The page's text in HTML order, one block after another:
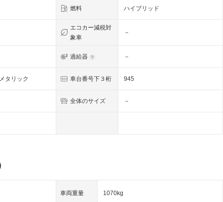
燃料 ハイブリッド
エコカー減税対
象車
－
過給器 －
タリック 車台番号下３桁 945
全体のサイズ －
車両重量 1070kg